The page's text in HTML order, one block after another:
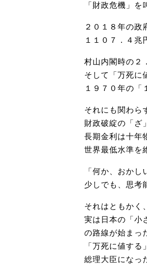
「財政危機」を
２０１８年の政
１１０７．４兆
村山内閣時の２
そして「万死に
１９７０年の「
それにも関わら
財政破綻の「ざ
長期金利は十年
世界最低水準を
「何か、おかし
少しでも、思考
それはともかく、
実は日本の「小
の路線が始まっ
「万死に値する
総理大臣になっ